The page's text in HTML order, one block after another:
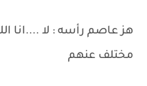
هز عاصم رأسه : لا
مختلف عنهم